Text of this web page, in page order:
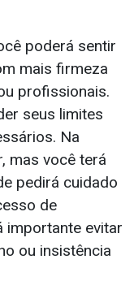
poderá sentir
mais firmeza
profissionais.
seus limites
Na
mas você terá
pedirá cuidado
de
importante evitar
ou insistência